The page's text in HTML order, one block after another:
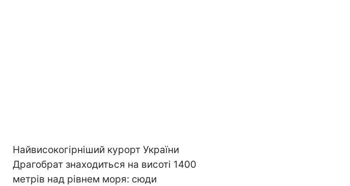
Найвисокогірніший курорт України
Драгобрат знаходиться на висоті 1400
метрів над рівнем моря: сюди